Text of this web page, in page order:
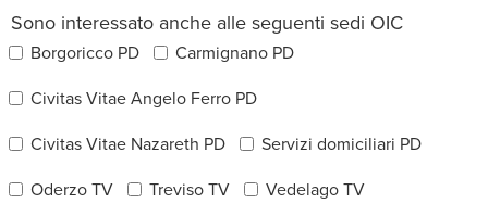
Sono interessato anche alle seguenti sedi OIC
Borgoricco PD Carmignano PD
Civitas Vitae Angelo Ferro PD
Civitas Vitae Nazareth PD Servizi domiciliari PD
Oderzo TV Treviso TV Vedelago TV